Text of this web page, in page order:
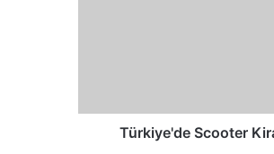
Türkiye'de Scooter